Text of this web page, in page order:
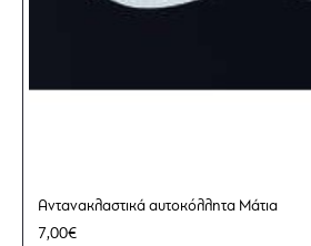
Αντανακλαστικά αυτοκόλλητα Μάτια
7,00€